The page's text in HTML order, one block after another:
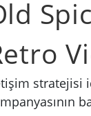
stratejisi